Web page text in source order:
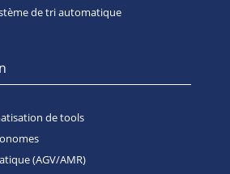
de tri automatique
de tools
(AGV/AMR)